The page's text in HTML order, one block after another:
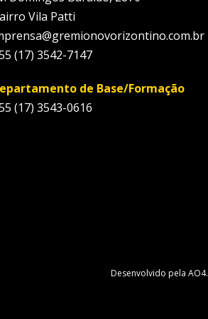
Vila Patti
(17) 3542-7147
de Base/Formação
(17) 3543-0616
Desenvolvido pela AO4.